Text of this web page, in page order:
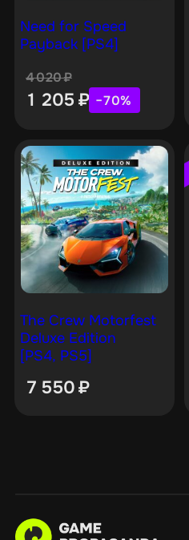
Need for Speed
Payback [PS4]
4 020₽
1 205 ₽ −70%
The Crew Motorfest
Deluxe Edition
[PS4, PS5]
7 550₽